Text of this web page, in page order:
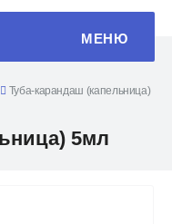
МЕНЮ
Туба-карандаш (капельница)
5мл